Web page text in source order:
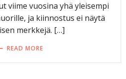
viime vuosina yhä yleisempi
ja kiinnostus ei näytä
merkkejä. […]
READ MORE